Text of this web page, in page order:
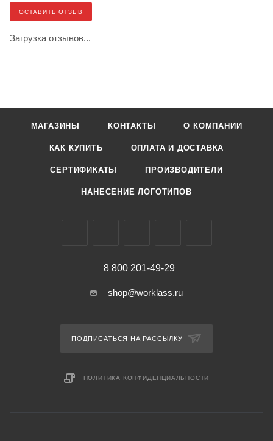
ОСТАВИТЬ ОТЗЫВ
Загрузка отзывов...
МАГАЗИНЫ КОНТАКТЫ О КОМПАНИИ
КАК КУПИТЬ ОПЛАТА И ДОСТАВКА
СЕРТИФИКАТЫ ПРОИЗВОДИТЕЛИ
НАНЕСЕНИЕ ЛОГОТИПОВ
8 800 201-49-29
shop@worklass.ru
ПОДПИСАТЬСЯ НА РАССЫЛКУ
ПОЛИТИКА КОНФИДЕНЦИАЛЬНОСТИ